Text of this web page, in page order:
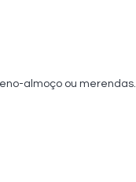
almoço ou merendas.